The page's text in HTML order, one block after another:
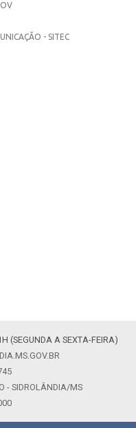
- SITEC
(SEGUNDA A SEXTA-FEIRA)
- SIDROLÂNDIA/MS